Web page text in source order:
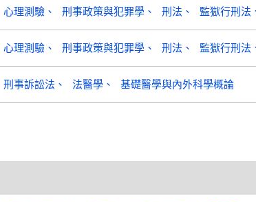
心理測驗 刑事政策與犯罪學 刑法 監獄行刑法
心理測驗 刑事政策與犯罪學 刑法 監獄行刑法
刑事訴訟法 法醫學 基礎醫學與內外科學概論